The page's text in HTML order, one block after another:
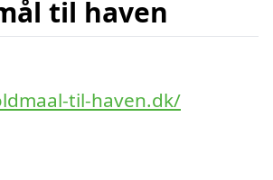
til haven
til-haven.dk/